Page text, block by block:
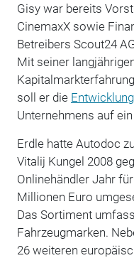
Gisy war bereits
CinemaxX sowie
Betreibers Scout24
Mit seiner
soll er die Entwicklung
Unternehmens auf
Erdle hatte Autodoc
Vitalij Kungel 2008
Onlinehändler Jahr
Millionen Euro
Das Sortiment
Fahrzeugmarken.
26 weiteren